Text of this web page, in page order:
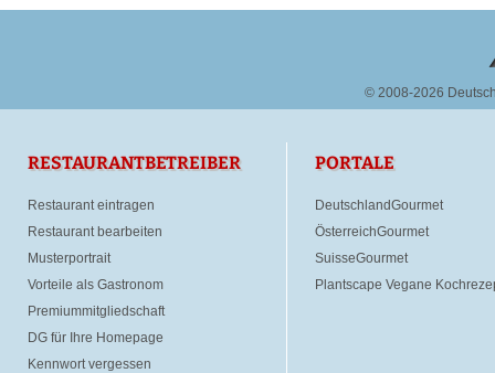
© 2008-2026
RESTAURANTBETREIBER
Restaurant eintragen
Restaurant bearbeiten
Musterportrait
Vorteile als Gastronom
Premiummitgliedschaft
DG für Ihre Homepage
Kennwort vergessen
PORTALE
DeutschlandGourmet
ÖsterreichGourmet
SuisseGourmet
Plantscape Vegane